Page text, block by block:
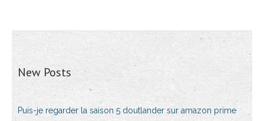
New Posts
Puis-je regarder la saison 5 doutlander sur amazon prime